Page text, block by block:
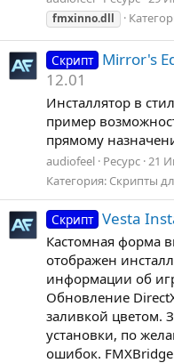
fmxinno.dll
Скрипт Mirror's
12.01
Инсталлятор в
пример
прямому
audiofeel Ресурс 21
Категория: Скрипты
Скрипт Vesta
Кастомная форма
отображен
информации об
Обновление
заливкой цветом.
установки, по
ошибок.